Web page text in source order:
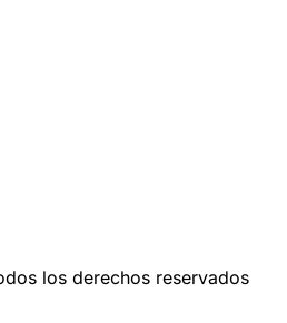
los derechos reservados